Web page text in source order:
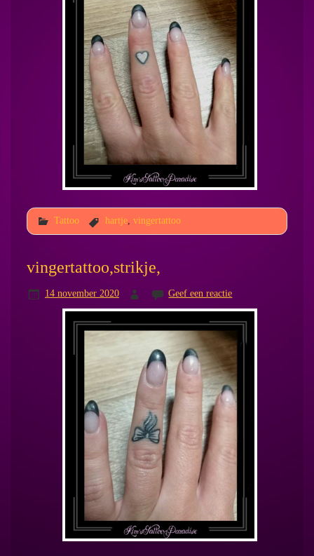
Tattoo hartje, vingertattoo
vingertattoo,strikje,
14 november 2020 Geef een reactie